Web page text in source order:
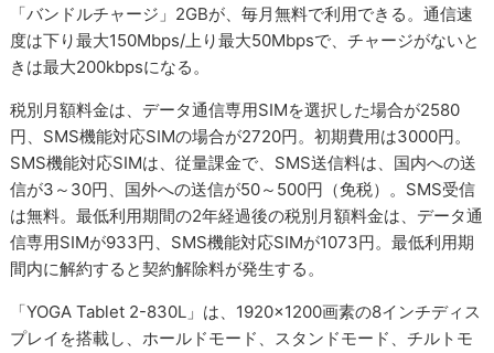
「バンドルチャージ」2GBが、毎月無料で利用できる。通信速
度は下り最大150Mbps/上り最大50Mbpsで、チャージがないと
きは最大200kbpsになる。
税別月額料金は、データ通信専用SIMを選択した場合が2580
円、SMS機能対応SIMの場合が2720円。初期費用は3000円。
SMS機能対応SIMは、従量課金で、SMS送信料は、国内への送
信が3～30円、国外への送信が50～500円（免税）。SMS受信
は無料。最低利用期間の2年経過後の税別月額料金は、データ通
信専用SIMが933円、SMS機能対応SIMが1073円。最低利用期
間内に解約すると契約解除料が発生する。
「YOGA Tablet 2-830L」は、1920×1200画素の8インチディス
プレイを搭載し、ホールドモード、スタンドモード、チルトモ